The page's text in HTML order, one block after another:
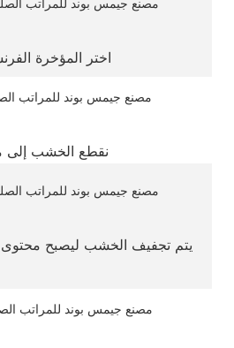
اختر المؤخرة
نقطع الخشب إلى